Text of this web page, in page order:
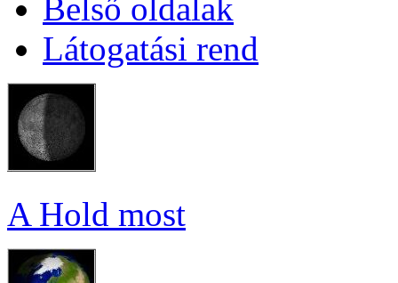
Bel­ső ol­da­lak
Lá­to­ga­tá­si rend
A Hold most